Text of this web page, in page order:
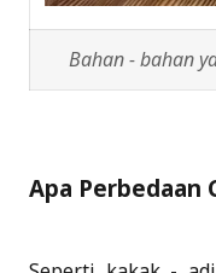
Bahan - bahan
Apa Perbedaan